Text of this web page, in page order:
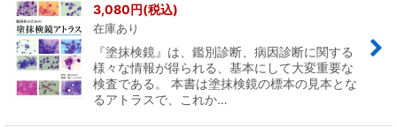
3,080円(税込)
在庫あり
『塗抹検鏡』は、鑑別診断、病因診断に関する
様々な情報が得られる、基本にして大変重要な
検査である。 本書は塗抹検鏡の標本の見本とな
るアトラスで、これか…